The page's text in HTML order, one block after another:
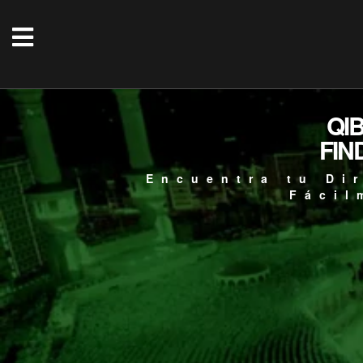
Encuentra tu